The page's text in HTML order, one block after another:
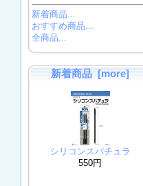
新着商品...
おすすめ商品...
全商品...
新着商品 [more]
シリコンスパチュラ
550円